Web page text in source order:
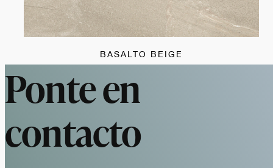
BASALTO BEIGE
Ponte en
contacto